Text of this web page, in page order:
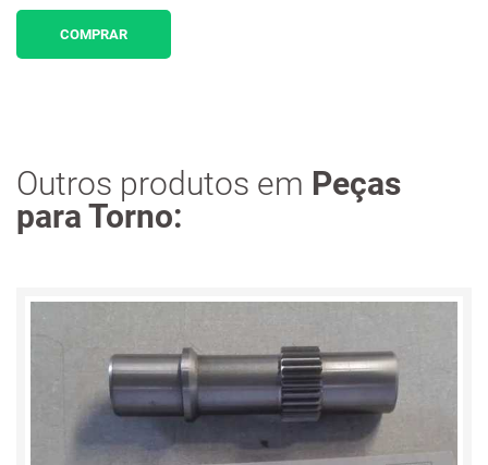
COMPRAR
Outros produtos em Peças
para Torno: